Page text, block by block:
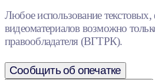
Любое использование
видеоматериалов возможно
правообладателя (ВГТРК).
Сообщить об опечатке